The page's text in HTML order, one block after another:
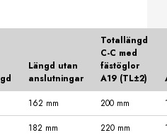
Längd utan
anslutningar
Totallängd
C-C med
fästöglor
A19 (TL±2)
162 mm 200 mm
182 mm 220 mm